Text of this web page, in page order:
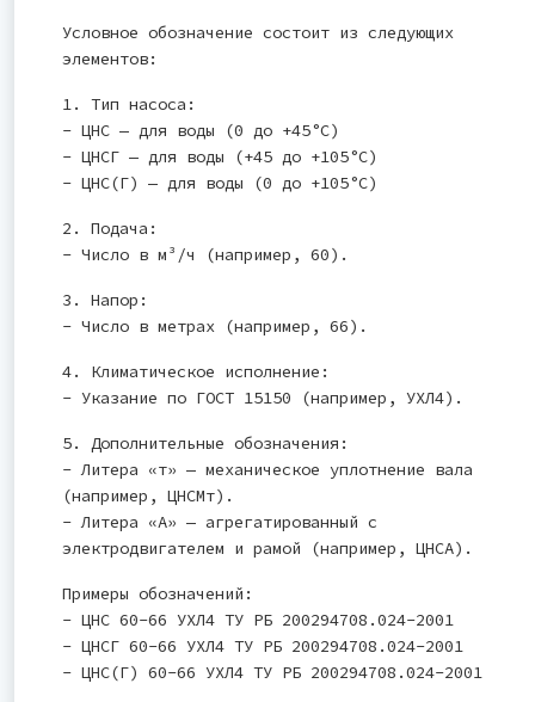
Условное обозначение состоит из следующих
элементов:
1. Тип насоса:
- ЦНС — для воды (0 до +45°C)
- ЦНСГ — для воды (+45 до +105°C)
- ЦНС(Г) — для воды (0 до +105°C)
2. Подача:
- Число в м³/ч (например, 60).
3. Напор:
- Число в метрах (например, 66).
4. Климатическое исполнение:
- Указание по ГОСТ 15150 (например, УХЛ4).
5. Дополнительные обозначения:
- Литера «т» — механическое уплотнение вала
(например, ЦНСМт).
- Литера «А» — агрегатированный с
электродвигателем и рамой (например, ЦНСА).
Примеры обозначений:
- ЦНС 60-66 УХЛ4 ТУ РБ 200294708.024-2001
- ЦНСГ 60-66 УХЛ4 ТУ РБ 200294708.024-2001
- ЦНС(Г) 60-66 УХЛ4 ТУ РБ 200294708.024-2001